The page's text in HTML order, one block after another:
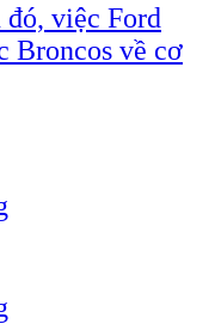
đó, việc Ford
Broncos về cơ